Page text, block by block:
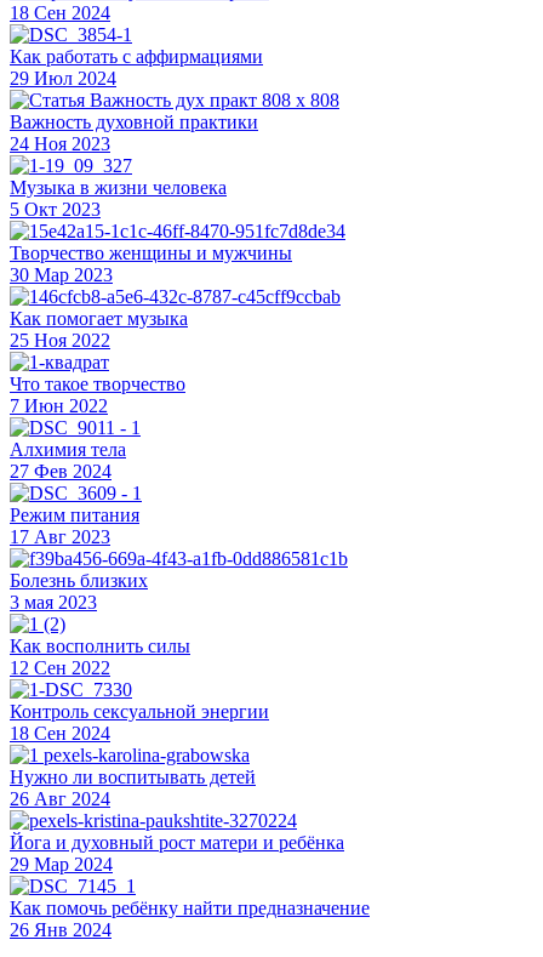
18 Сен 2024
Как работать с аффирмациями
29 Июл 2024
Важность духовной практики
24 Ноя 2023
Музыка в жизни человека
5 Окт 2023
Творчество женщины и мужчины
30 Мар 2023
Как помогает музыка
25 Ноя 2022
Что такое творчество
7 Июн 2022
Алхимия тела
27 Фев 2024
Режим питания
17 Авг 2023
Болезнь близких
3 мая 2023
Как восполнить силы
12 Сен 2022
Контроль сексуальной энергии
18 Сен 2024
Нужно ли воспитывать детей
26 Авг 2024
Йога и духовный рост матери и ребёнка
29 Мар 2024
Как помочь ребёнку найти предназначение
26 Янв 2024